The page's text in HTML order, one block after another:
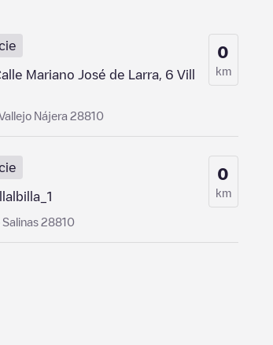
Mariano José de Larra, 6 Vill
Nájera 28810
0
km
Salinas 28810
0
km